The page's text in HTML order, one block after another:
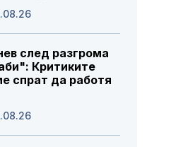
след разгрома
Критиките
спрат да работя